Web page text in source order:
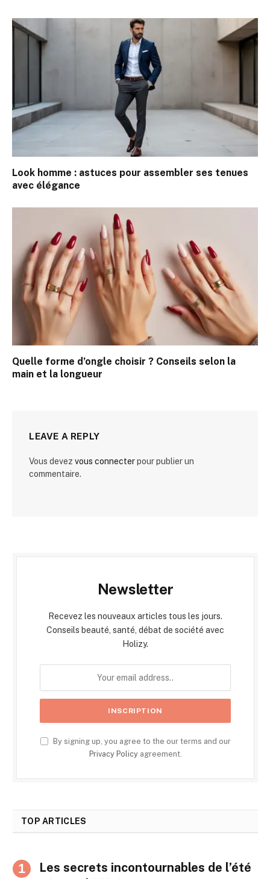
Look homme : astuces pour assembler ses tenues
avec élégance
Quelle forme d’ongle choisir ? Conseils selon la
main et la longueur
LEAVE A REPLY
Vous devez vous connecterpour publier un
commentaire.
Newsletter
Recevez les nouveaux articles tous les jours.
Conseils beauté, santé, débat de société avec
Holizy.
By signing up, you agree to the our terms and our
Privacy Policyagreement.
TOP ARTICLES
Les secrets incontournables de l’été